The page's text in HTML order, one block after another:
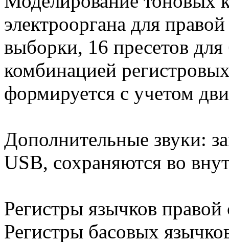
электрооргана для
выборки, 16 пресетов
комбинацией
формируется с учетом
Дополнительные звуки:
USB, сохраняются во
Регистры язычков
Регистры басовых